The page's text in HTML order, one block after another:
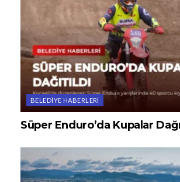
BELEDIYE HABERLERI
Süper Enduro’da Kupalar